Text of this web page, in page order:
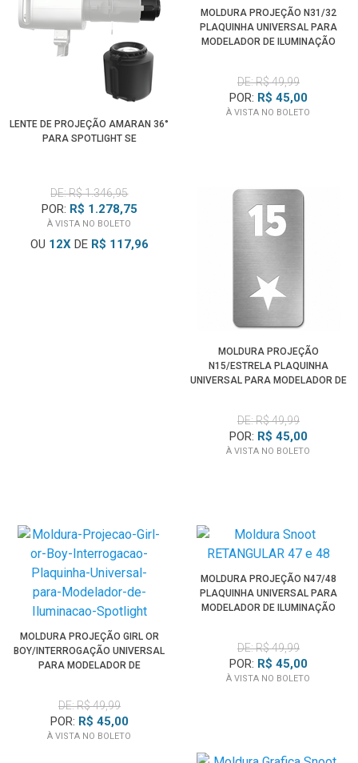
LENTE DE PROJEÇÃO AMARAN 36°
PARA SPOTLIGHT SE
DE: R$ 1.346,95
POR: R$ 1.278,75
À VISTA NO BOLETO
OU 12XDE R$ 117,96
MOLDURA PROJEÇÃO N31/32
PLAQUINHA UNIVERSAL PARA
MODELADOR DE ILUMINAÇÃO
DE: R$ 49,99
POR: R$ 45,00
À VISTA NO BOLETO
MOLDURA PROJEÇÃO
N15/ESTRELA PLAQUINHA
UNIVERSAL PARA MODELADOR DE
DE: R$ 49,99
POR: R$ 45,00
À VISTA NO BOLETO
MOLDURA PROJEÇÃO GIRL OR
BOY/INTERROGAÇÃO UNIVERSAL
PARA MODELADOR DE
DE: R$ 49,99
POR: R$ 45,00
À VISTA NO BOLETO
MOLDURA PROJEÇÃO N47/48
PLAQUINHA UNIVERSAL PARA
MODELADOR DE ILUMINAÇÃO
DE: R$ 49,99
POR: R$ 45,00
À VISTA NO BOLETO